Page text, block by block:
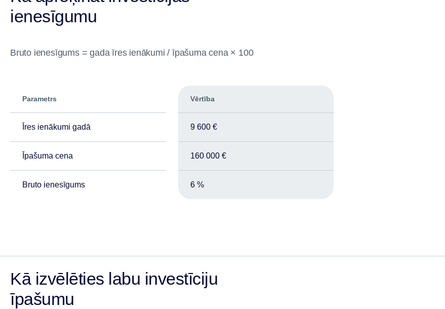
ienesīgumu
Bruto ienesīgums = gada īres ienākumi / īpašuma cena × 100
Parametrs Vērtība
Īres ienākumi gadā 9 600 €
Īpašuma cena 160 000 €
Bruto ienesīgums 6 %
Kā izvēlēties labu investīciju
īpašumu